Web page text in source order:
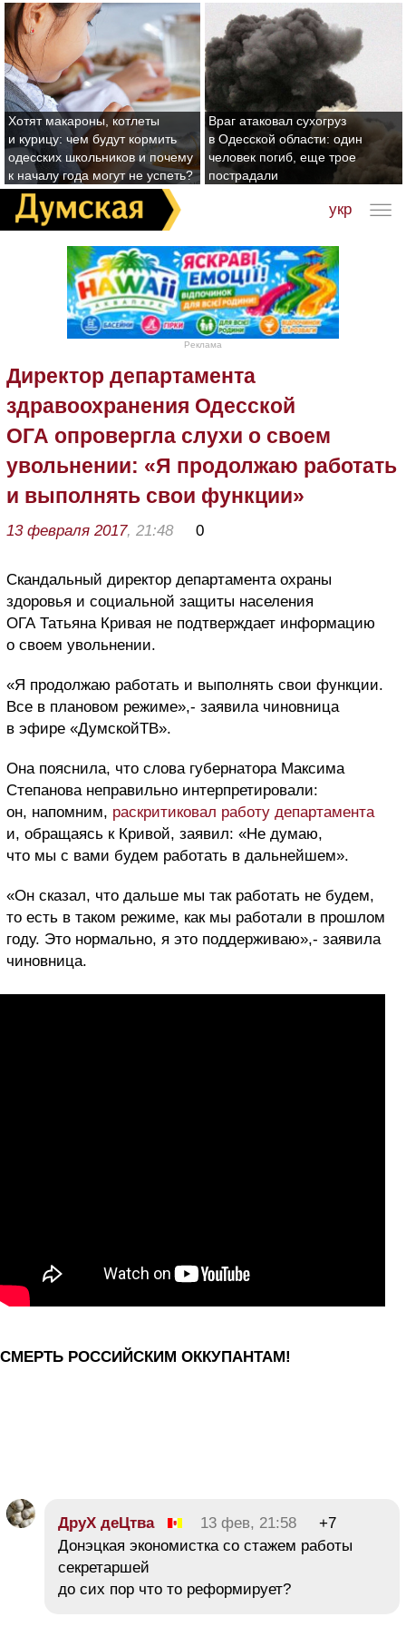
Хотят макароны, котлеты
и курицу: чем будут кормить
одесских школьников и почему
к началу года могут не успеть?
Враг атаковал сухогруз
в Одесской области: один
человек погиб, еще трое
пострадали
укр
Реклама
Директор департамента
здравоохранения Одесской
ОГА опровергла слухи о своем
увольнении: «Я продолжаю работать
и выполнять свои функции»
13 февраля 2017, 21:48 0
Скандальный директор департамента охраны
здоровья и социальной защиты населения
ОГА Татьяна Кривая не подтверждает информацию
о своем увольнении.
«Я продолжаю работать и выполнять свои функции.
Все в плановом режиме»,- заявила чиновница
в эфире «ДумскойТВ».
Она пояснила, что слова губернатора Максима
Степанова неправильно интерпретировали:
он, напомним, раскритиковал работу департамента
и, обращаясь к Кривой, заявил: «Не думаю,
что мы с вами будем работать в дальнейшем».
«Он сказал, что дальше мы так работать не будем,
то есть в таком режиме, как мы работали в прошлом
году. Это нормально, я это поддерживаю»,- заявила
чиновница.
СМЕРТЬ РОССИЙСКИМ ОККУПАНТАМ!
ДруХ деЦтва 13 фев, 21:58
+7
Донэцкая экономистка со стажем работы
секретаршей
до сих пор что то реформирует?